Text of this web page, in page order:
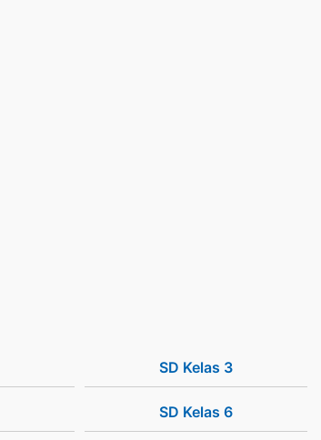
SD Kelas 3
SD Kelas 6